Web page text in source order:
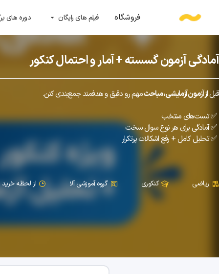
فروشگاه فیلم های رایگان arrow_drop_down دوره های
آمادگی آزمون گسسته + آمار و احتمال کنکور
قبلاز آزمون آزمایشی، مباحثمهم رو دقیق و هدفمند جمع‌بندی کنن.
✅ تست‌های منتخب
✅ آمادگی برای هر نوع سوال سخت
✅ تحلیل کامل + رفع اشکالات پرتکرار
ریاضی کنکوری گروه آموزشی آلا از لحظه خرید